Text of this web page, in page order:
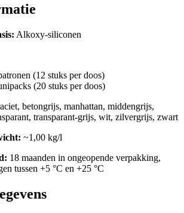
Alkoxy-siliconen
(12 stuks per doos)
(20 stuks per doos)
betongrijs, manhattan, middengrijs,
transparant-grijs, wit, zilvergrijs, zwart
~1,00 kg/l
18 maanden in ongeopende verpakking,
tussen +5 °C en +25 °C